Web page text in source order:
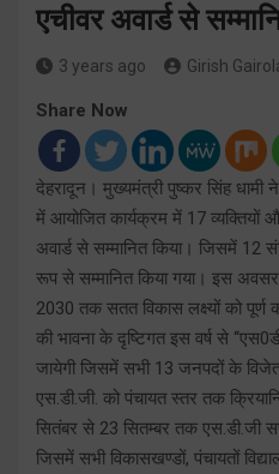
एचीवर अवार्ड से
3 years ago Girish
Share Now
देहरादून। मुख्यमंत्री पुष्कर सिंह धामी
में आयोजित कार्यक्रम में 17 व्यक्तियों
अवार्ड से सम्मानित किया। जिसमें 12
रूप से सम्मानित किया गया। इस अवसर
2030 तक सतत विकास लक्ष्यों को पूर्ण
की भावना के दृष्टिगत इस वर्ष से
जायेगी जिसमें सभी 13 जनपदों के
एस.डी.जी. को पंचायत स्तर तक
सितंबर से 23 सितम्बर तक एस.डी.जी
जिसमें सभी विकासखण्डों, पंचायतों